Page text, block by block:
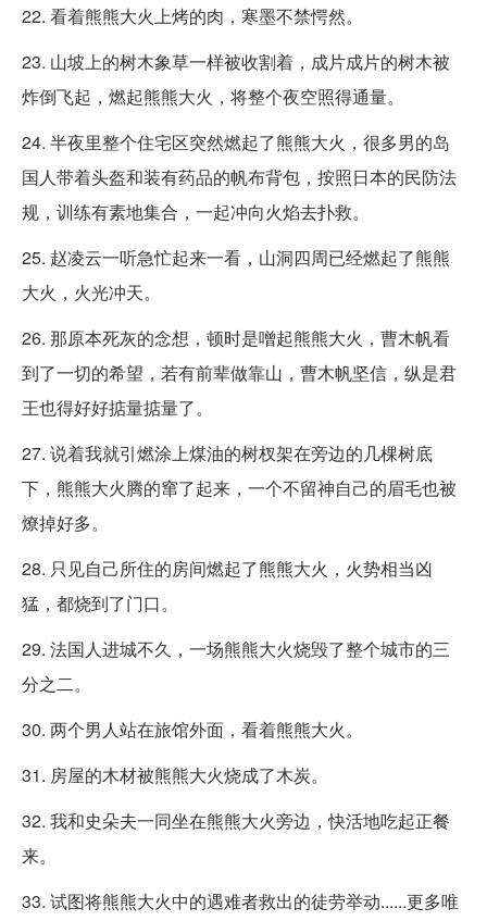
22. 看着熊熊大火上烤的肉，寒墨不禁愕然。
23. 山坡上的树木象草一样被收割着，成片成片的树木被
炸倒飞起，燃起熊熊大火，将整个夜空照得通量。
24. 半夜里整个住宅区突然燃起了熊熊大火，很多男的岛
国人带着头盔和装有药品的帆布背包，按照日本的民防法
规，训练有素地集合，一起冲向火焰去扑救。
25. 赵凌云一听急忙起来一看，山洞四周已经燃起了熊熊
大火，火光冲天。
26. 那原本死灰的念想，顿时是噌起熊熊大火，曹木帆看
到了一切的希望，若有前辈做靠山，曹木帆坚信，纵是君
王也得好好掂量掂量了。
27. 说着我就引燃涂上煤油的树杈架在旁边的几棵树底
下，熊熊大火腾的窜了起来，一个不留神自己的眉毛也被
燎掉好多。
28. 只见自己所住的房间燃起了熊熊大火，火势相当凶
猛，都烧到了门口。
29. 法国人进城不久，一场熊熊大火烧毁了整个城市的三
分之二。
30. 两个男人站在旅馆外面，看着熊熊大火。
31. 房屋的木材被熊熊大火烧成了木炭。
32. 我和史朵夫一同坐在熊熊大火旁边，快活地吃起正餐
来。
33. 试图将熊熊大火中的遇难者救出的徒劳举动......更多唯